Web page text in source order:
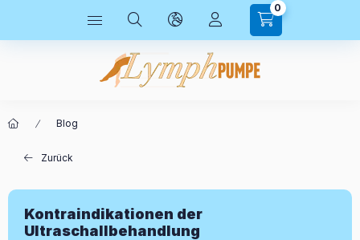
0
Blog
Zurück
Kontraindikationen der
Ultraschallbehandlung